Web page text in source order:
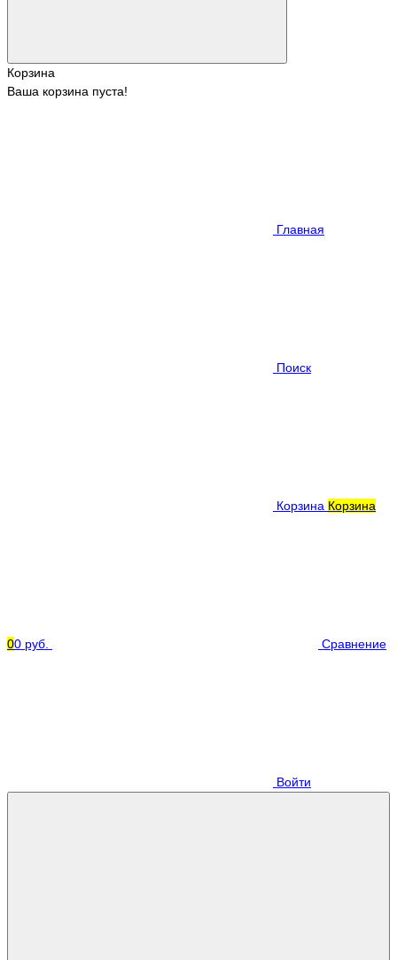
Корзина
Ваша корзина пуста!
Главная
Поиск
Корзина Корзина
00 руб. Сравнение
Войти